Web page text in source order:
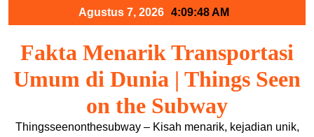
Agustus 7, 2026 4:09:49 AM
Fakta Menarik Transportasi
Umum di Dunia | Things Seen
on the Subway
Thingsseenonthesubway – Kisah menarik, kejadian unik,